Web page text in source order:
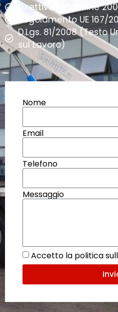
Direttiva Macchine
Regolamento UE 167/
D.Lgs. 81/2008 (Testo
sul Lavoro)
Nome
Email
Telefono
Messaggio
Accetto la politica